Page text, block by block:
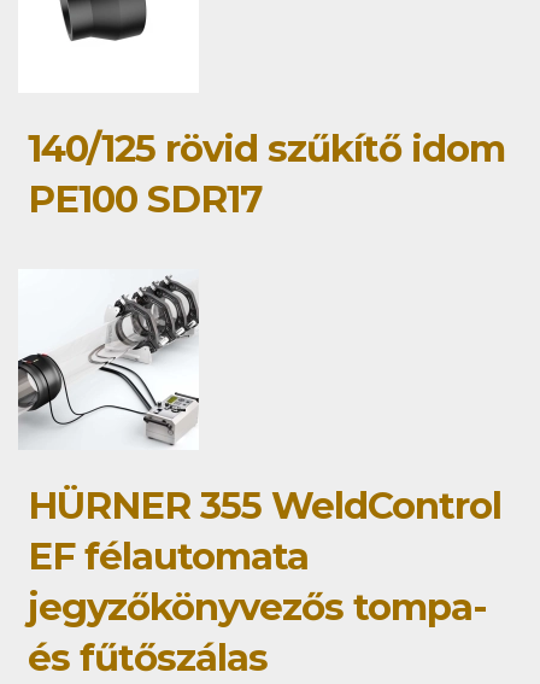
140/125 rövid szűkítő idom
PE100 SDR17
HÜRNER 355 WeldControl
EF félautomata
jegyzőkönyvezős tompa-
és fűtőszálas